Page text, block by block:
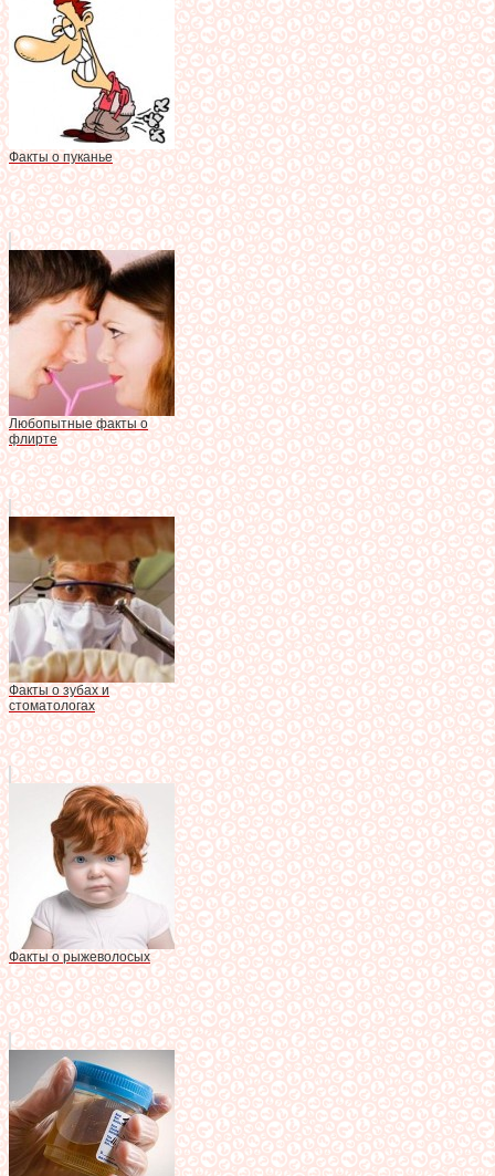
Факты о пуканье
Любопытные факты о
флирте
Факты о зубах и
стоматологах
Факты о рыжеволосых